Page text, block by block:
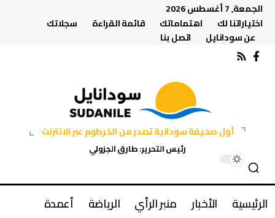
الجمعة, 7 أغسطس 2026
اختياراتنا لك
اهتماماتك قائمة القراءة
سجلاتك
عن سودانايل
اتصل بنا
أول صحيفة سودانية تصدر من الخرطوم عبر الانترنت
رئيس التحرير: طارق الجزولي
الرئيسية الأخبار منبر الرأي الرياضة
أعمدة